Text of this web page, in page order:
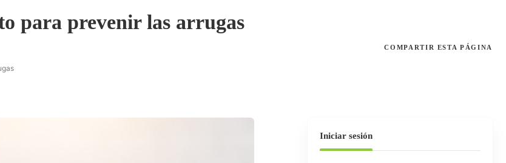
para prevenir las arrugas
COMPARTIR ESTA PÁGINA
Iniciar sesión